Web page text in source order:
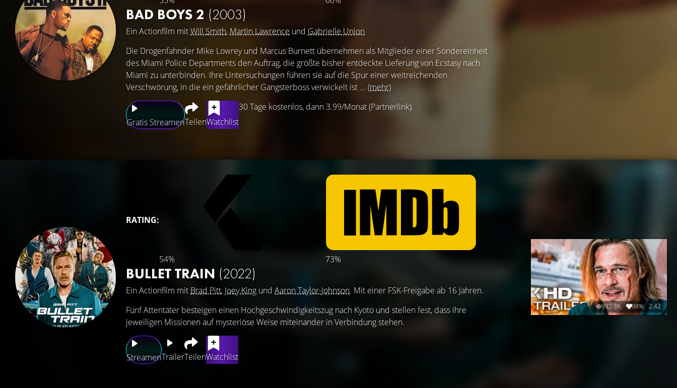
BAD BOYS 2 (2003)
Ein Actionfilm mitWill Smith, Martin Lawrence und Gabrielle Union
Gratis StreamenTeilenWatchlist
30 Tage kostenlos, dann 3.99/Monat (Partnerlink).
Die Drogenfahnder Mike Lowrey und Marcus Burnett übernehmen als Mitglieder einer Sondereinheit
des Miami Police Departments den Auftrag, die größte bisher entdeckte Lieferung von Ecstasy nach
Miami zu unterbinden. Ihre Untersuchungen führen sie auf die Spur einer weitreichenden
Verschwörung, in die ein gefährlicher Gangsterboss verwickelt ist ... (mehr)
RATING:
54% 73%
BULLET TRAIN (2022)
Ein Actionfilm mit Brad Pitt, Joey King und Aaron Taylor-Johnson. Mit einer FSK-Freigabe ab 16 Jahren.
StreamenTrailerTeilenWatchlist
Fünf Attentäter besteigen einen Hochgeschwindigkeitszug nach Kyoto und stellen fest, dass ihre
jeweiligen Missionen auf mysteriöse Weise miteinander in Verbindung stehen.
992.3K 98% 2:42